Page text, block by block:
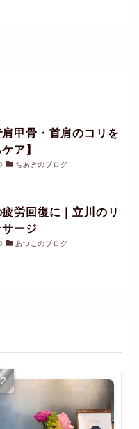
肩甲骨・首肩のコリを
ア】
ちあきのブログ
労回復に｜立川のリ
ージ
あつこのブログ